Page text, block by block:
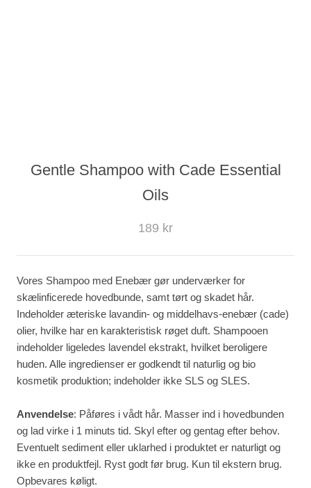
Gentle Shampoo with Cade Essential
Oils
189 kr
Vores Shampoo med Enebær gør underværker for
skælinficerede hovedbunde, samt tørt og skadet hår.
Indeholder æteriske lavandin- og middelhavs-enebær (cade)
olier, hvilke har en karakteristisk røget duft. Shampooen
indeholder ligeledes lavendel ekstrakt, hvilket beroligere
huden. Alle ingredienser er godkendt til naturlig og bio
kosmetik produktion; indeholder ikke SLS og SLES.
Anvendelse: Påføres i vådt hår. Masser ind i hovedbunden
og lad virke i 1 minuts tid. Skyl efter og gentag efter behov.
Eventuelt sediment eller uklarhed i produktet er naturligt og
ikke en produktfejl. Ryst godt før brug. Kun til ekstern brug.
Opbevares køligt.